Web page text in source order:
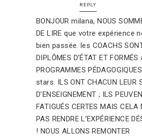
REPLY
BONJOUR milana, NOUS
DE LIRE que votre expérience
bien passée. les COACHS
DIPLÔMES D’ÉTAT ET FORMÉS
PROGRAMMES
stars. ILS ONT CHACUN LEUR
D’ENSEIGNEMENT ; ILS
FATIGUÉS CERTES MAIS CELA
PAS RENDRE L’EXPÉRIENCE
! NOUS ALLONS REMONTER